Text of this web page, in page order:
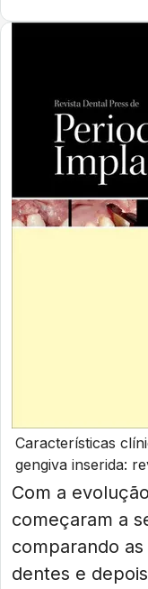
Características
gengiva inserida:
Com a
começaram a
comparando
dentes e